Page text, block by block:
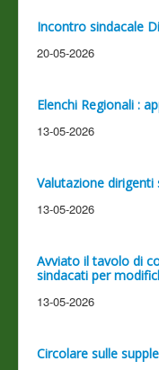
Incontro sindacale
20-05-2026
Elenchi Regionali :
13-05-2026
Valutazione
13-05-2026
Avviato il tavolo di
sindacati per
13-05-2026
Circolare sulle